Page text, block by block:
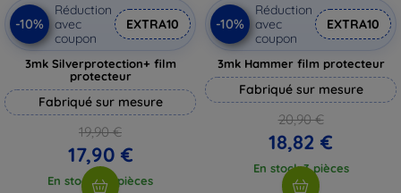
-10%
Réduction
avec
coupon
EXTRA10
3mk Silverprotection+ film
protecteur
Fabriqué sur mesure
19,90 €
17,90 €
En stock > 5 pièces
-10%
Réduction
avec
coupon
EXTRA10
3mk Hammer film protecteur
Fabriqué sur mesure
20,90 €
18,82 €
En stock 3 pièces